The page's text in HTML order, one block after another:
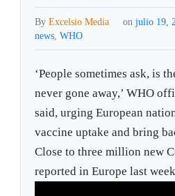
ByExcelsio Media on julio 19,
news,WHO
‘People sometimes ask, is
never gone away,’ WHO
said, urging European
vaccine uptake and bring
Close to three million new
reported in Europe last